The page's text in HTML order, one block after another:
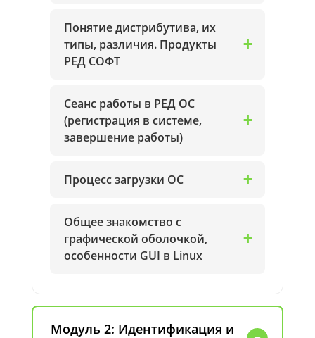
Понятие дистрибутива, их
типы, различия. Продукты
РЕД СОФТ
Сеанс работы в РЕД ОС
(регистрация в системе,
завершение работы)
Процесс загрузки ОС
Общее знакомство с
графической оболочкой,
особенности GUI в Linux
Модуль 2: Идентификация и